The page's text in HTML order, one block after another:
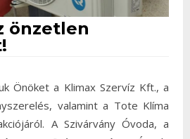
önzetlen
Önöket a Klimax Szervíz Kft., a
valamint a Tote Klíma
A Szivárvány Óvoda, a